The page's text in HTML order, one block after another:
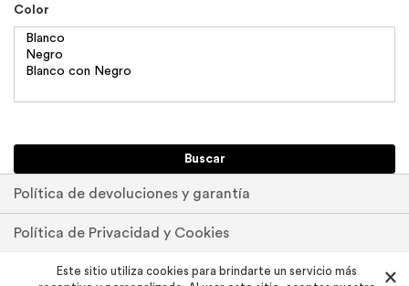
Este sitio utiliza cookies para brindarte un servicio más
×
Color
Buscar
Política de devoluciones y garantía
Política de Privacidad y Cookies
Pedidos y devoluciones